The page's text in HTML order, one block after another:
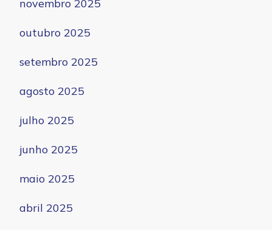
novembro 2025
outubro 2025
setembro 2025
agosto 2025
julho 2025
junho 2025
maio 2025
abril 2025